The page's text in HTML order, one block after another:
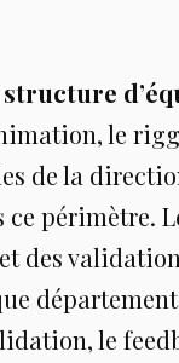
le
de la
périmètre.
des
le